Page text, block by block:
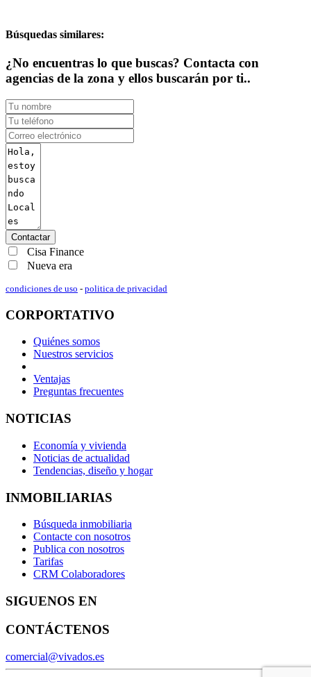
Búsquedas similares:
¿No encuentras lo que buscas? Contacta con
agencias de la zona y ellos buscarán por ti..
Contactar
Cisa Finance
Nueva era
condiciones de uso - politica de privacidad
CORPORTATIVO
Quiénes somos
Nuestros servicios
Ventajas
Preguntas frecuentes
NOTICIAS
Economía y vivienda
Noticias de actualidad
Tendencias, diseño y hogar
INMOBILIARIAS
Búsqueda inmobiliaria
Contacte con nosotros
Publica con nosotros
Tarifas
CRM Colaboradores
SIGUENOS EN
CONTÁCTENOS
comercial@vivados.es